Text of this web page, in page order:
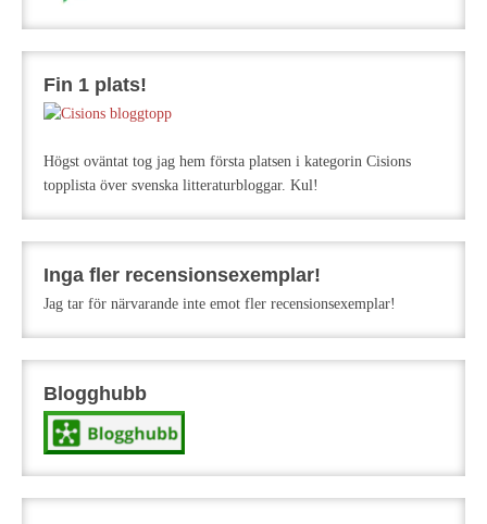
Fin 1 plats!
Högst oväntat tog jag hem första platsen i kategorin Cisions
topplista över svenska litteraturbloggar. Kul!
Inga fler recensionsexemplar!
Jag tar för närvarande inte emot fler recensionsexemplar!
Blogghubb